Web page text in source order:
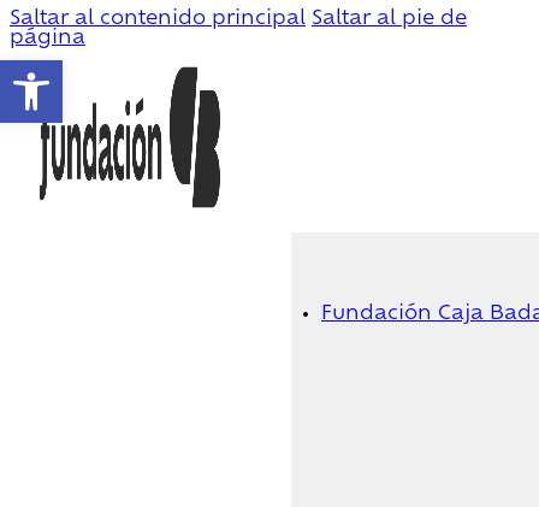
Abrir barra de herramientas
Saltar al contenido principal Saltar al pie de
página
Fundación Caja